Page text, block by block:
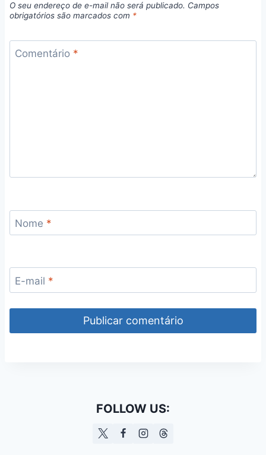
O seu endereço de e-mail não será publicado. Campos
obrigatórios são marcados com *
Comentário *
Nome *
E-mail *
FOLLOW US: